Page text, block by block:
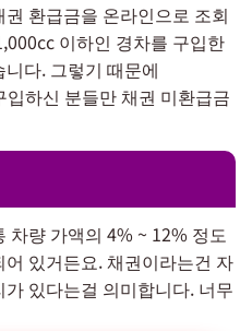
환급금을 온라인으로 조회
이하인 경차를 구입한
다. 그렇기 때문에
하신 분들만 채권 미환급금
차량 가액의 4% ~ 12% 정도
있거든요. 채권이라는건 자
있다는걸 의미합니다. 너무